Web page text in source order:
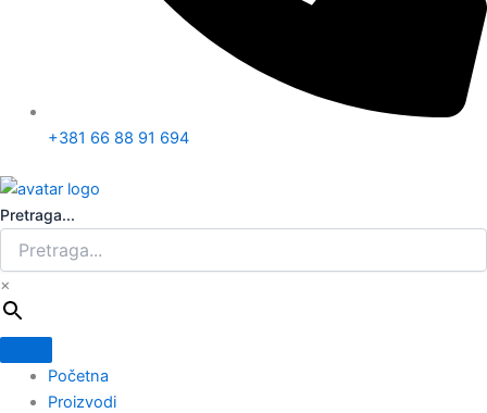
+381 66 88 91 694
Pretraga...
×
Početna
Proizvodi